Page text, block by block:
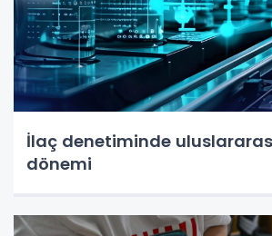
İlaç denetiminde
dönemi